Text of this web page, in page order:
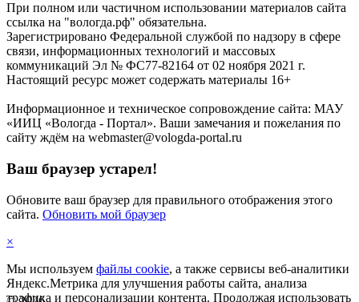
При полном или частичном использовании материалов сайта
ссылка на "вологда.рф" обязательна.
Зарегистрировано Федеральной службой по надзору в сфере
связи, информационных технологий и массовых
коммуникаций Эл № ФС77-82164 от 02 ноября 2021 г.
Настоящий ресурс может содержать материалы 16+
Информационное и техническое сопровождение сайта: МАУ
«ИИЦ «Вологда - Портал». Ваши замечания и пожелания по
сайту ждём на webmaster@vologda-portal.ru
Ваш браузер устарел!
Обновите ваш браузер для правильного отображения этого
сайта. Обновить мой браузер
×
Мы используем файлы cookie, а также сервисы веб-аналитики
Яндекс.Метрика для улучшения работы сайта, анализа
трафика и персонализации контента. Продолжая использовать